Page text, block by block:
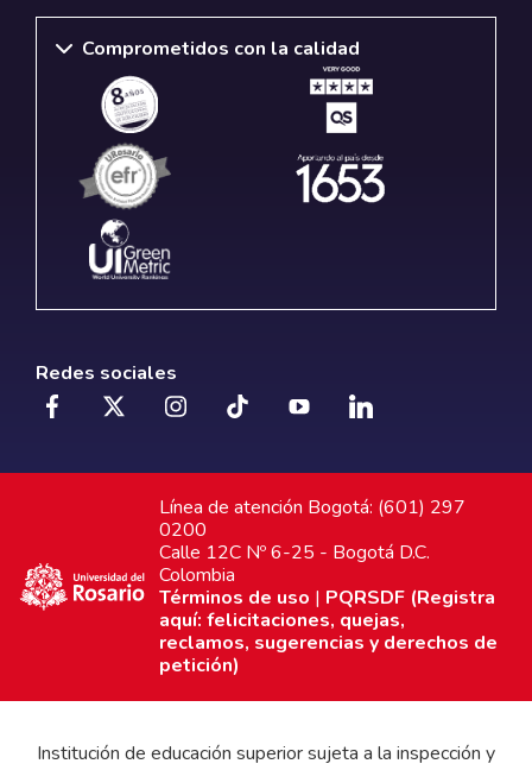
Comprometidos con la calidad
Redes sociales
Línea de atención Bogotá: (601) 297
0200
Calle 12C Nº 6-25 - Bogotá D.C.
Colombia
Términos de uso | PQRSDF (Registra
aquí: felicitaciones, quejas,
reclamos, sugerencias y derechos de
petición)
Institución de educación superior sujeta a la inspección y